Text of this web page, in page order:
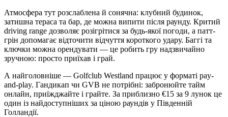
Атмосфера тут розслаблена й сонячна: клубний будинок,
затишна тераса та бар, де можна випити після раунду. Критий
driving range дозволяє розігрітися за будь-якої погоди, а патт-
грін допомагає відточити відчуття короткого удару. Баггі та
ключки можна орендувати — це робить гру надзвичайно
зручною: просто приїхав і грай.
А найголовніше — Golfclub Westland працює у форматі pay-
and-play. Гандикап чи GVB не потрібні: забронюйте тайм
онлайн, приїжджайте і грайте. За приблизно €15 за 9 лунок це
один із найдоступніших за ціною раундів у Південній
Голландії.